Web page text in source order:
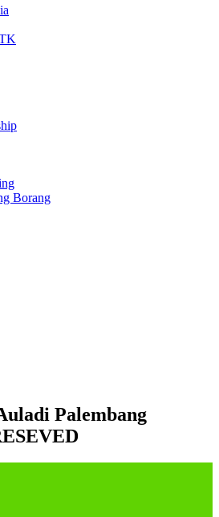
Borang
Palembang